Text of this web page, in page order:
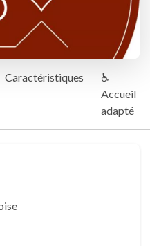
Caractéristiques
♿
Accueil
adapté